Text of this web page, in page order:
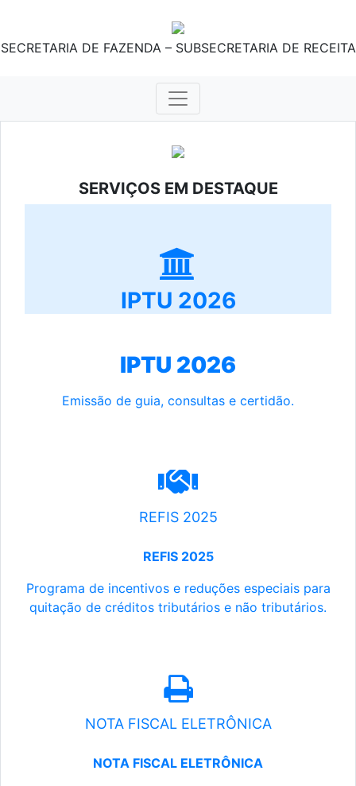
SECRETARIA DE FAZENDA – SUBSECRETARIA DE RECEITA
SERVIÇOS EM DESTAQUE
IPTU 2026
IPTU 2026
Emissão de guia, consultas e certidão.
REFIS 2025
REFIS 2025
Programa de incentivos e reduções especiais para
quitação de créditos tributários e não tributários.
NOTA FISCAL ELETRÔNICA
NOTA FISCAL ELETRÔNICA